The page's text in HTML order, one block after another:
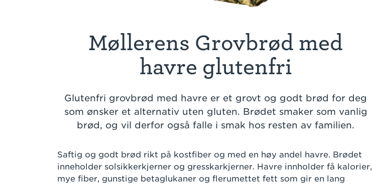
Møllerens Grovbrød med
havre glutenfri
Glutenfri grovbrød med havre er et grovt og godt brød for deg
som ønsker et alternativ uten gluten. Brødet smaker som vanlig
brød, og vil derfor også falle i smak hos resten av familien.
Saftig og godt brød rikt på kostfiber og med en høy andel havre. Brødet
inneholder solsikkerkjerner og gresskarkjerner. Havre innholder få kalorier,
mye fiber, gunstige betaglukaner og flerumettet fett som gir en lang